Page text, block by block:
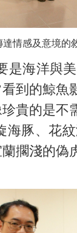
情感及意境的
海洋與
到的鯨
貴的是
豚、花
擱淺的